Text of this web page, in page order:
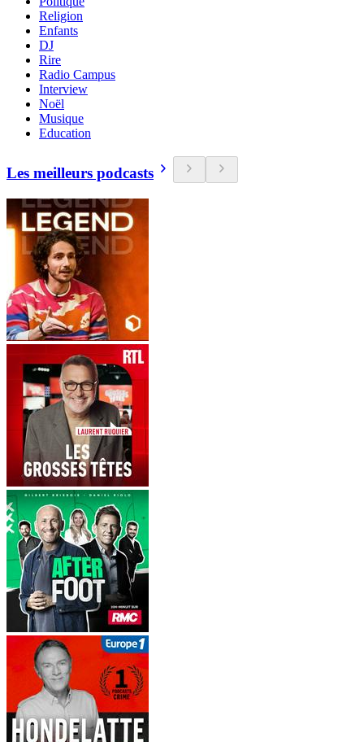
Religion
Enfants
DJ
Rire
Radio Campus
Interview
Noël
Musique
Education
Les meilleurs podcasts